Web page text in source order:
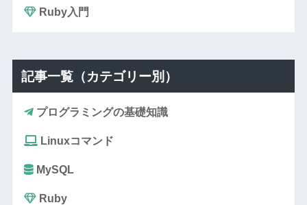
Ruby入門
記事一覧（カテゴリー別）
プログラミングの基礎知識
Linuxコマンド
MySQL
Ruby